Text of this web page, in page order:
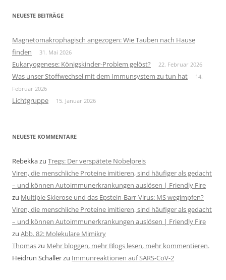
NEUESTE BEITRÄGE
Magnetomakrophagisch angezogen: Wie Tauben nach Hause
finden
31. Mai 2026
Eukaryogenese: Königskinder-Problem gelöst? 22. Februar 2026
Was unser Stoffwechsel mit dem Immunsystem zu tun hat
14.
Februar 2026
Lichtgruppe 15. Januar 2026
NEUESTE KOMMENTARE
Rebekkazu Tregs: Der verspätete Nobelpreis
Viren, die menschliche Proteine imitieren, sind häufiger als gedacht
– und können Autoimmunerkrankungen auslösen | Friendly Fire
zu Multiple Sklerose und das Epstein-Barr-Virus: MS wegimpfen?
Viren, die menschliche Proteine imitieren, sind häufiger als gedacht
– und können Autoimmunerkrankungen auslösen | Friendly Fire
zu Abb. 82: Molekulare Mimikry
Thomaszu Mehr bloggen, mehr Blogs lesen, mehr kommentieren.
Heidrun Schallerzu Immunreaktionen auf SARS-CoV-2